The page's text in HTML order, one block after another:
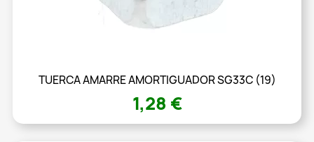
TUERCA AMARRE AMORTIGUADOR SG33C (19)
1,28 €